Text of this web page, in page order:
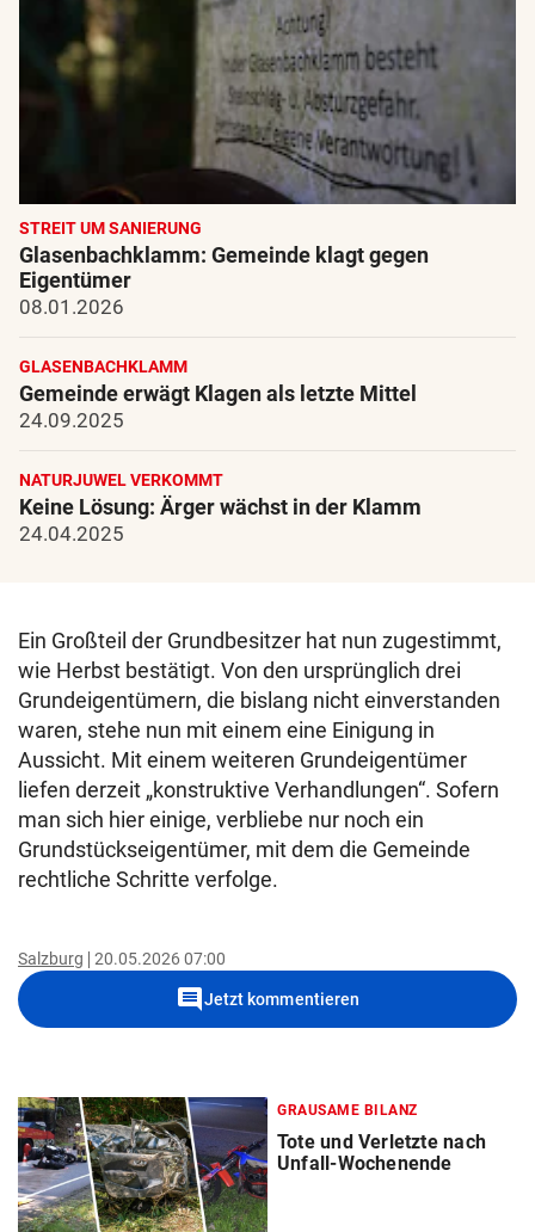
STREIT UM SANIERUNG
Glasenbachklamm: Gemeinde klagt gegen
Eigentümer
08.01.2026
GLASENBACHKLAMM
Gemeinde erwägt Klagen als letzte Mittel
24.09.2025
NATURJUWEL VERKOMMT
Keine Lösung: Ärger wächst in der Klamm
24.04.2025
Ein Großteil der Grundbesitzer hat nun zugestimmt,
wie Herbst bestätigt. Von den ursprünglich drei
Grundeigentümern, die bislang nicht einverstanden
waren, stehe nun mit einem eine Einigung in
Aussicht. Mit einem weiteren Grundeigentümer
liefen derzeit „konstruktive Verhandlungen“. Sofern
man sich hier einige, verbliebe nur noch ein
Grundstückseigentümer, mit dem die Gemeinde
rechtliche Schritte verfolge.
Salzburg 20.05.2026 07:00
commentJetzt kommentieren
GRAUSAME BILANZ
Tote und Verletzte nach
Unfall-Wochenende